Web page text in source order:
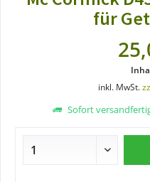
für
inkl. MwSt.
Sofort